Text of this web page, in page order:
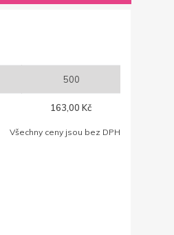
500
163,00 Kč
Všechny ceny jsou bez DPH